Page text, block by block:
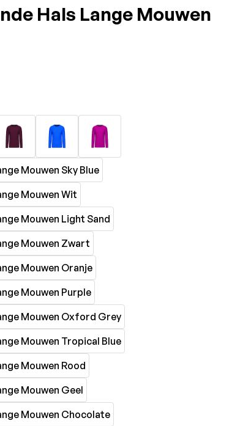
Hals Lange Mouwen